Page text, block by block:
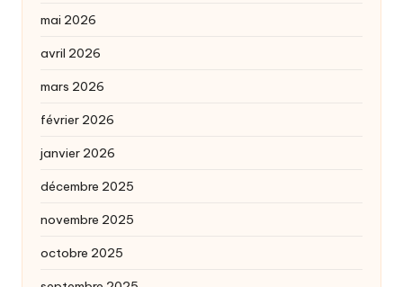
mai 2026
avril 2026
mars 2026
février 2026
janvier 2026
décembre 2025
novembre 2025
octobre 2025